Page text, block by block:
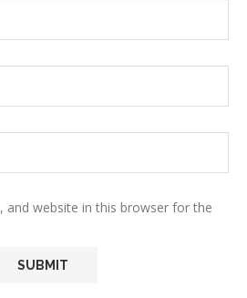
and website in this browser for the